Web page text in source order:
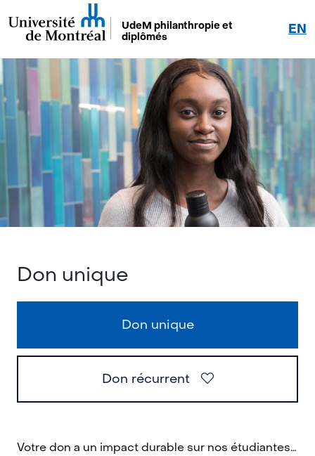
UdeM philanthropie et
diplômés
EN
Don unique
Don unique
Don récurrent
Votre don a un impact durable sur nos étudiantes et nos étudiants, la recherche et la société dans son ensemble. En contribuant aujourd'hui, vous permettez de bâtir un monde meilleur!